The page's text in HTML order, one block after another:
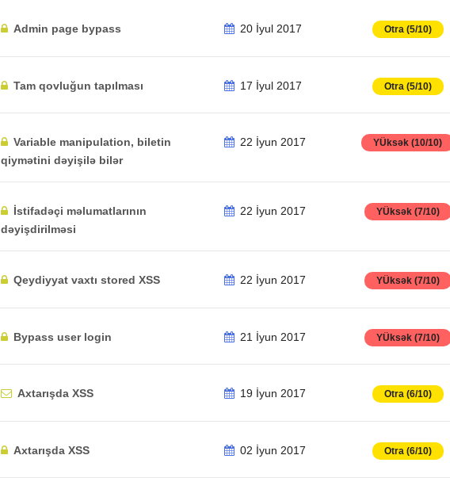
Admin page bypass 20 İyul 2017 Otra (5/10)
Tam qovluğun tapılması 17 İyul 2017 Otra (5/10)
Variable manipulation, biletin
qiymətini dəyişilə bilər
22 İyun 2017 YÜksək (10/10)
İstifadəçi məlumatlarının
dəyişdirilməsi
22 İyun 2017 YÜksək (7/10)
Qeydiyyat vaxtı stored XSS 22 İyun 2017 YÜksək (7/10)
Bypass user login 21 İyun 2017 YÜksək (7/10)
Axtarışda XSS 19 İyun 2017 Otra (6/10)
Axtarışda XSS 02 İyun 2017 Otra (6/10)